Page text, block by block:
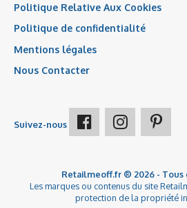
Politique Relative Aux Cookies
Politique de confidentialité
Mentions légales
Nous Contacter
Suivez-nous
Retailmeoff.fr ® 2026 - Tous
Les marques ou contenus du site
protection de la propriété